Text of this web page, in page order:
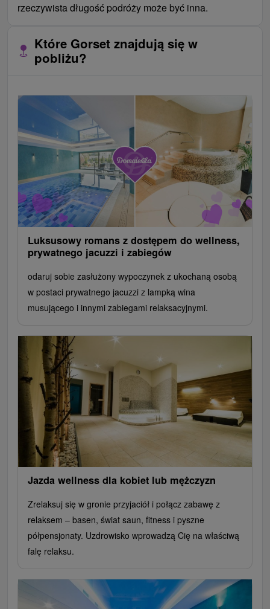
rzeczywista długość podróży może być inna.
Które Gorset znajdują się w
pobliżu?
Luksusowy romans z dostępem do wellness,
prywatnego jacuzzi i zabiegów
odaruj sobie zasłużony wypoczynek z ukochaną osobą
w postaci prywatnego jacuzzi z lampką wina
musującego i innymi zabiegami relaksacyjnymi.
Jazda wellness dla kobiet lub mężczyzn
Zrelaksuj się w gronie przyjaciół i połącz zabawę z
relaksem – basen, świat saun, fitness i pyszne
półpensjonaty. Uzdrowisko wprowadzą Cię na właściwą
falę relaksu.